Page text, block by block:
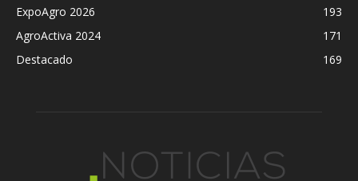
ExpoAgro 2026
193
AgroActiva 2024
171
Destacado
169